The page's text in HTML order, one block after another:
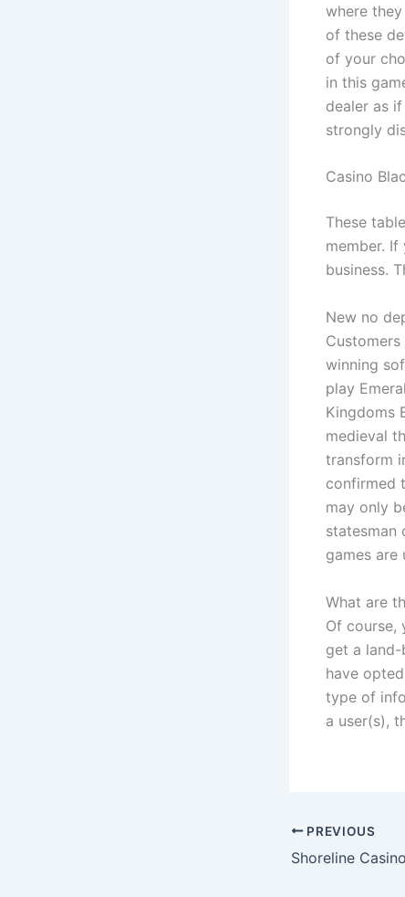
where
of these
of your
in this
dealer as
strongly
Casino
These
member.
business.
New no
winning
play
Kingdoms
medieval
transform
confirmed
may only
statesman
games are
What are
Of course,
get a
have
type of
a user(s),
PREVIOUS
Shoreline